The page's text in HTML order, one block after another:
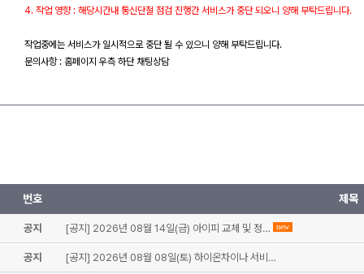
4. 작업 영향 : 해당시간내 통신단절 점검 진행간 서비스가 중단 되오니 양해 부탁드립니다.
작업중에는 서비스가 일시적으로 중단 될 수 있으니 양해 부탁드립니다.
문의사항 : 홈페이지 우측 하단 채팅상담
번호 제목
공지 [공지] 2026년 08월 14일(금) 아이피 교체 및 정… new
공지 [공지] 2026년 08월 08일(토) 하이온차이나 서비…